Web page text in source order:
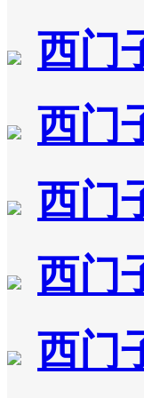
西门
西门
西门
西门
西门